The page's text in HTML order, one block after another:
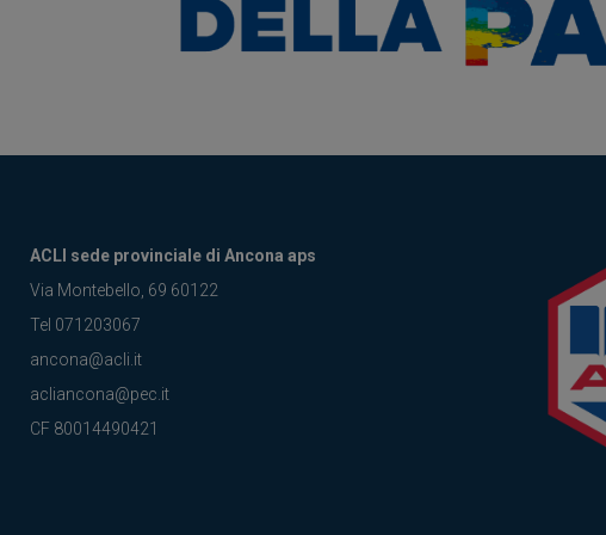
ACLI sede provinciale di Ancona aps
Via Montebello, 69 60122
Tel 071203067
ancona@acli.it
acliancona@pec.it
CF 80014490421